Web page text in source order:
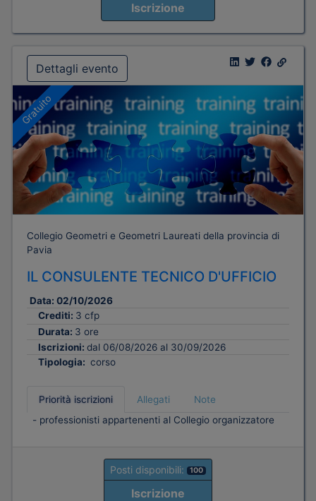
Iscrizione
Dettagli evento
Gratuito
Collegio Geometri e Geometri Laureati della provincia di
Pavia
IL CONSULENTE TECNICO D'UFFICIO
Data: 02/10/2026
Crediti: 3 cfp
Durata: 3 ore
Iscrizioni: dal 06/08/2026 al 30/09/2026
Tipologia: corso
Priorità iscrizioni Allegati
Note
- professionisti appartenenti al Collegio organizzatore
Posti disponibili: 100
Iscrizione